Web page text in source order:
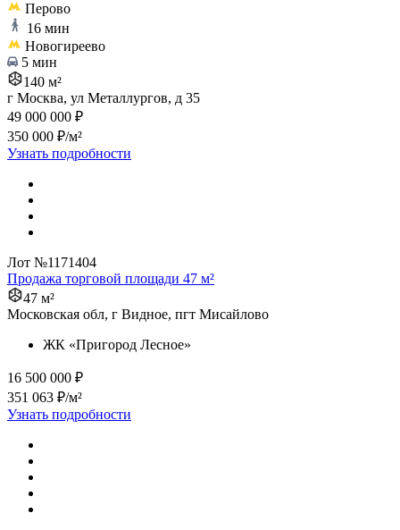
Перово
16 мин
Новогиреево
5 мин
140 м²
г Москва, ул Металлургов, д 35
49 000 000 ₽
350 000 ₽/м²
Узнать подробности
Лот №1171404
Продажа торговой площади 47 м²
47 м²
Московская обл, г Видное, пгт Мисайлово
ЖК «Пригород Лесное»
16 500 000 ₽
351 063 ₽/м²
Узнать подробности